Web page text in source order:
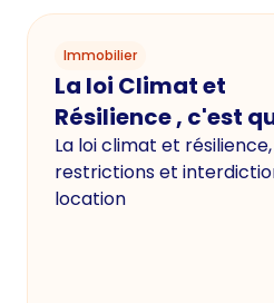
Immobilier
La loi Climat et
Résilience , c'est
La loi climat et résilience,
restrictions et
location